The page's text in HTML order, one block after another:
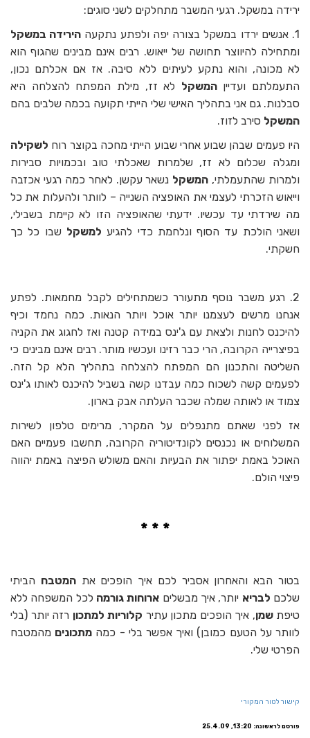
ירידה במשקל. רגעי המשבר מתחלקים לשני סוגים:
1. אנשים ירדו במשקל בצורה יפה ולפתע נתקעה
הירידה במשקל
ומתחילה להיווצר תחושה של ייאוש. רבים אינם מבינים שהגוף הוא
לא מכונה, והוא נתקע לעיתים ללא סיבה. אז אם אכלתם נכון,
התעמלתם ועדייןהמשקל לא זז, מילת המפתח להצלחה היא
סבלנות. גם אני בתהליך האישי שלי הייתי תקועה בכמה שלבים בהם
המשקל סירב לזוז.
היו פעמים שבהן שבוע אחרי שבוע הייתי מחכה בקוצר רוח לשקילה
ומגלה שכלום לא זז, שלמרות שאכלתי טוב ובכמויות סבירות
ולמרות שהתעמלתי, המשקל נשאר עקשן. לאחר כמה רגעי אכזבה
וייאוש הזכרתי לעצמי את האופציה השנייה – לוותר ולהעלות את כל
מה שירדתי עד עכשיו. ידעתי שהאופציה הזו לא קיימת בשבילי,
ושאני הולכת עד הסוף ונלחמת כדי להגיע למשקל שבו כל כך
חשקתי.
2. רגע משבר נוסף מתעורר כשמתחילים לקבל מחמאות. לפתע
אנחנו מרשים לעצמנו יותר אוכל ויותר הנאות. כמה נחמד וכיף
להיכנס לחנות ולצאת עם ג'ינס במידה קטנה ואז לחגוג את הקניה
בפיצרייה הקרובה, הרי כבר רזינו ועכשיו מותר. רבים אינם מבינים כי
השליטה והתכנון הם המפתח להצלחה בתהליך הלא קל הזה.
לפעמים קשה לשכוח כמה עבדנו קשה בשביל להיכנס לאותו ג'ינס
צמוד או לאותה שמלה שכבר העלתה אבק בארון.
אז לפני שאתם מתנפלים על המקרר, מרימים טלפון לשירות
המשלוחים או נכנסים לקונדיטוריה הקרובה, תחשבו פעמיים האם
האוכל באמת יפתור את הבעיות והאם משולש הפיצה באמת יהווה
פיצוי הולם.
* * *
בטור הבא והאחרון אסביר לכם איך הופכים אתהמטבח הביתי
שלכם לבריא יותר, איך מבשלים ארוחות גורמה לכל המשפחה ללא
טיפתשמן, איך הופכים מתכון עתיר קלוריות למתכון רזה יותר (בלי
לוותר על הטעם כמובן) ואיך אפשר בלי - כמה מתכונים מהמטבח
הפרטי שלי.
קישור לטור המקורי
פורסם לראשונה: 13:20, 25.4.09